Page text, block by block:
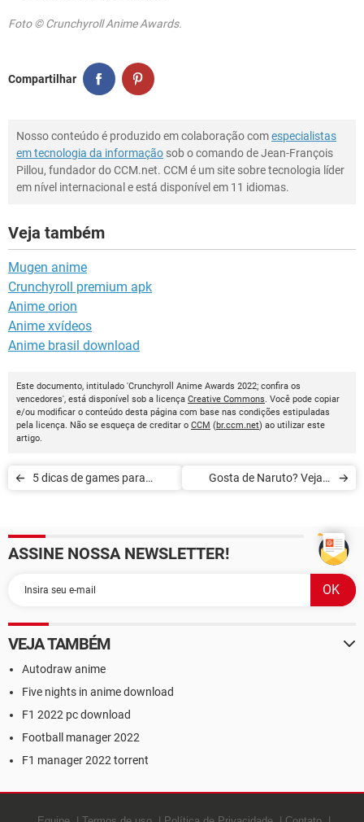
Foto © Crunchyroll Anime Awards.
Compartilhar
Nosso conteúdo é produzido em colaboração comespecialistas
em tecnologia da informação sob o comando de Jean-François
Pillou, fundador do CCM.net. CCM é um site sobre tecnologia líder
em nível internacional e está disponível em 11 idiomas.
Veja também
Mugen anime
Crunchyroll premium apk
Anime orion
Anime xvídeos
Anime brasil download
Este documento, intitulado 'Crunchyroll Anime Awards 2022; confira os
vencedores', está disponível sob a licença Creative Commons. Você pode copiar
e/ou modificar o conteúdo desta página com base nas condições estipuladas
pela licença. Não se esqueça de creditar o CCM (br.ccm.net) ao utilizar este
artigo.
5 dicas de games para
Gosta de Naruto? Veja 6
ASSINE NOSSA NEWSLETTER!
VEJA TAMBÉM
Autodraw anime
Five nights in anime download
F1 2022 pc download
Football manager 2022
F1 manager 2022 torrent